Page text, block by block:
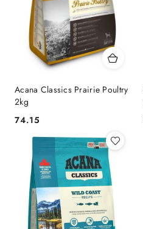
Acana Classics Prairie Poultry
2kg
Cena:
74.15